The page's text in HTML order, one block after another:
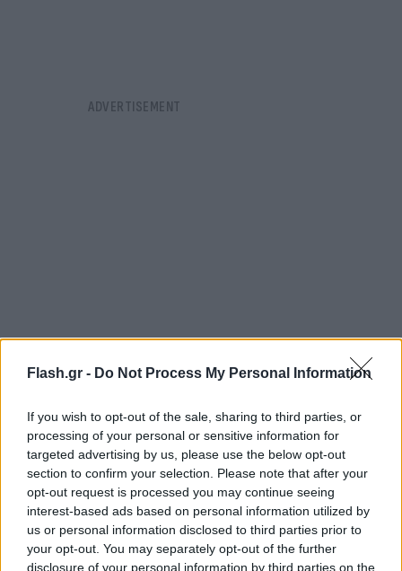
Flash.gr - Do Not Process My Personal Information
If you wish to opt-out of the sale, sharing to third parties, or
processing of your personal or sensitive information for
targeted advertising by us, please use the below opt-out
section to confirm your selection. Please note that after your
opt-out request is processed you may continue seeing
interest-based ads based on personal information utilized by
us or personal information disclosed to third parties prior to
your opt-out. You may separately opt-out of the further
disclosure of your personal information by third parties on the
«Έχουμε φτιάξει υπηρεσία και ο πολίτης, κάνοντας
χρήση το e katanalotis, πριν από τα ψώνια του
μπορεί να κατευθυνθεί στο σημείο με τις
καλύτερες τιμές. Μπορεί να έχει δεκάδες ευρώ
διαφορά το ίδιο καλάθι», είπε.